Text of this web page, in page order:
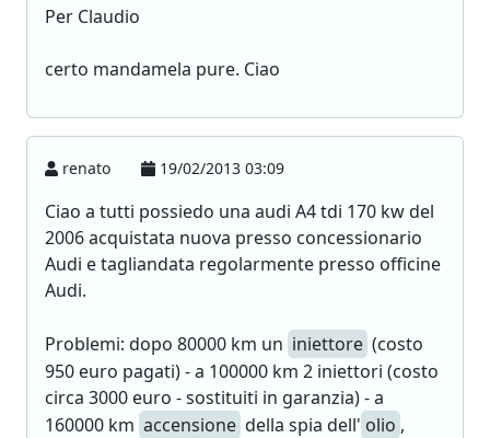
Per Claudio
certo mandamela pure. Ciao
renato 19/02/2013 03:09
Ciao a tutti possiedo una audi A4 tdi 170 kw del
2006 acquistata nuova presso concessionario
Audi e tagliandata regolarmente presso officine
Audi.
Problemi: dopo 80000 km un iniettore (costo
950 euro pagati) - a 100000 km 2 iniettori (costo
circa 3000 euro - sostituiti in garanzia) - a
160000 km accensione della spia dell' olio ,